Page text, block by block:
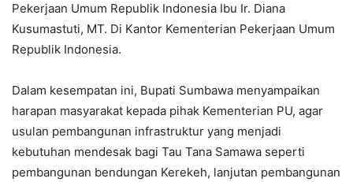
Pekerjaan Umum Republik Indonesia Ibu Ir. Diana
Kusumastuti, MT. Di Kantor Kementerian Pekerjaan Umum
Republik Indonesia.
Dalam kesempatan ini, Bupati Sumbawa menyampaikan
harapan masyarakat kepada pihak Kementerian PU, agar
usulan pembangunan infrastruktur yang menjadi
kebutuhan mendesak bagi Tau Tana Samawa seperti
pembangunan bendungan Kerekeh, lanjutan pembangunan